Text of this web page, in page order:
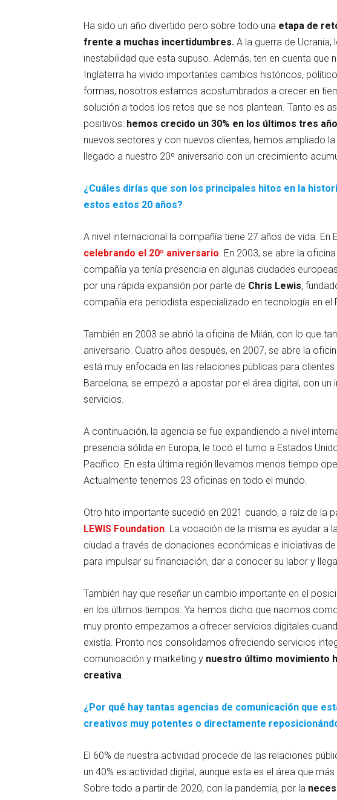
Ha sido un año divertido pero sobre todo una etapa de
frente a muchas incertidumbres. A la guerra de
inestabilidad que esta supuso. Además, ten en cuenta
Inglaterra ha vivido importantes cambios históricos,
formas, nosotros estamos acostumbrados a crecer en
solución a todos los retos que se nos plantean. Tanto es
positivos: hemos crecido un 30% en los últimos tres
nuevos sectores y con nuevos clientes, hemos ampliado
llegado a nuestro 20º aniversario con un crecimiento
¿Cuáles dirías que son los principales hitos en la
estos estos 20 años?
A nivel internacional la compañía tiene 27 años de vida. En
celebrando el 20º aniversario . En 2003, se abre la
compañía ya tenía presencia en algunas ciudades
por una rápida expansión por parte de Chris Lewis,
compañía era periodista especializado en tecnología en el
También en 2003 se abrió la oficina de Milán, con lo que
aniversario. Cuatro años después, en 2007, se abre la
está muy enfocada en las relaciones públicas para
Barcelona, se empezó a apostar por el área digital, con
servicios.
A continuación, la agencia se fue expandiendo a nivel
presencia sólida en Europa, le tocó el turno a Estados
Pacífico. En esta última región llevamos menos tiempo
Actualmente tenemos 23 oficinas en todo el mundo.
Otro hito importante sucedió en 2021 cuando, a raíz de la
LEWIS Foundation . La vocación de la misma es ayudar a
ciudad a través de donaciones económicas e iniciativas
para impulsar su financiación, dar a conocer su labor y
También hay que reseñar un cambio importante en el
en los últimos tiempos. Ya hemos dicho que nacimos
muy pronto empezamos a ofrecer servicios digitales
existía. Pronto nos consolidamos ofreciendo servicios
comunicación y marketing y nuestro último movimiento
creativa
¿Por qué hay tantas agencias de comunicación que
creativos muy potentes o directamente
El 60% de nuestra actividad procede de las relaciones
un 40% es actividad digital, aunque esta es el área que
Sobre todo a partir de 2020, con la pandemia, por la